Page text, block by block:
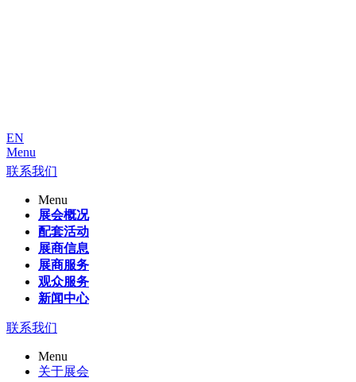
EN
Menu
联系我们
Menu
展会概况
配套活动
展商信息
展商服务
观众服务
新闻中心
联系我们
Menu
关于展会